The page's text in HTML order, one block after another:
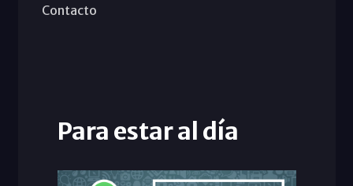
Contacto
Para estar al día